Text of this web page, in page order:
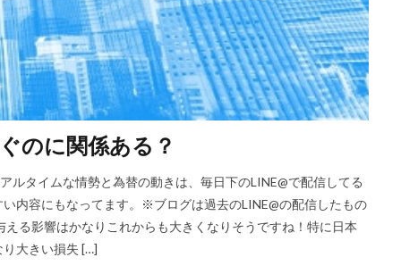
のに関係ある？
ルタイムな情勢と為替の動きは、毎日下のLINE@で配信してる
内容にもなってます。※ブログは過去のLINE@の配信したもの
る影響はかなりこれからも大きくなりそうですね！特に日本
大きい損失 […]